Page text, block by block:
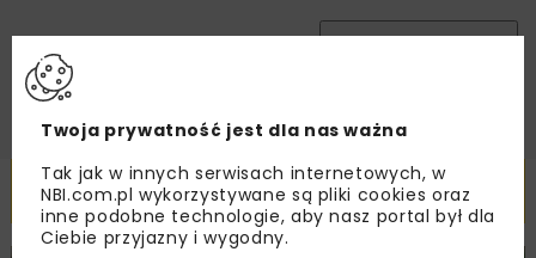
Powiązane artykuły
Twoja prywatność jest dla nas ważna
Tak jak w innych serwisach internetowych, w
NBI.com.pl wykorzystywane są pliki cookies oraz
inne podobne technologie, aby nasz portal był dla
Ciebie przyjazny i wygodny.